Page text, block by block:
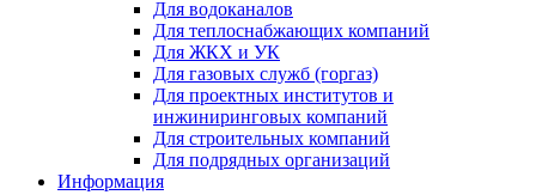
Для водоканалов
Для теплоснабжающих компаний
Для ЖКХ и УК
Для газовых служб (горгаз)
Для проектных институтов и
инжиниринговых компаний
Для строительных компаний
Для подрядных организаций
Информация